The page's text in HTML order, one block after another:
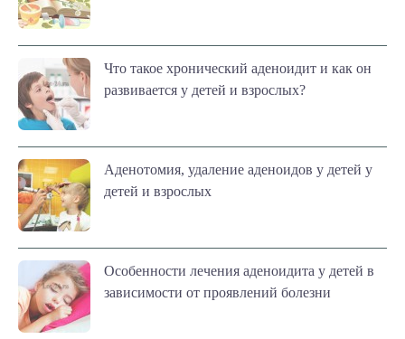
Что такое хронический аденоидит и как он
развивается у детей и взрослых?
Аденотомия, удаление аденоидов у детей у
детей и взрослых
Особенности лечения аденоидита у детей в
зависимости от проявлений болезни